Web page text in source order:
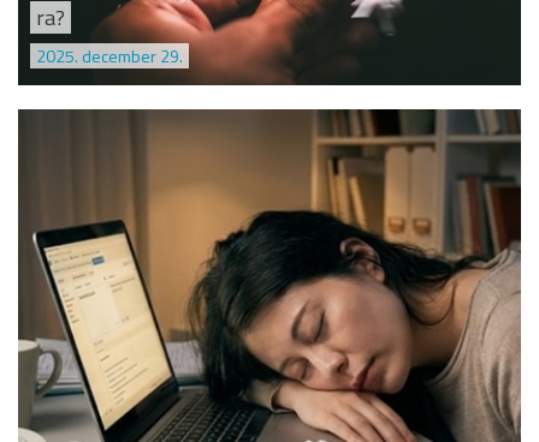
ra?
2025. december 29.